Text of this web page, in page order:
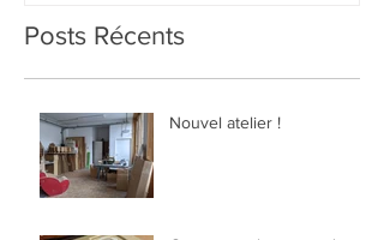
Posts Récents
Nouvel atelier !